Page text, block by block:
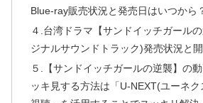
Blue-ray販売状況と発売日はいつから
４.台湾ドラマ【サンドイッチガール
ジナルサウンドトラック)発売状況と
５.【サンドイッチガールの逆襲】の
ッキ見する方法は「U-NEXT(ユーネ